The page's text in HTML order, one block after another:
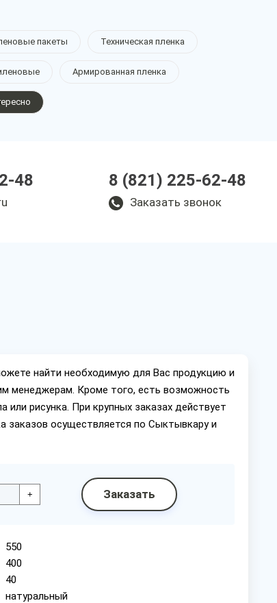
пакеты Техническая пленка
Армированная пленка
48 8 (821) 225-62-48
Заказать звонок
найти необходимую для Вас продукцию и
менеджерам. Кроме того, есть возможность
или рисунка. При крупных заказах действует
заказов осуществляется по Сыктывкару и
+ Заказать
550
400
40
натуральный